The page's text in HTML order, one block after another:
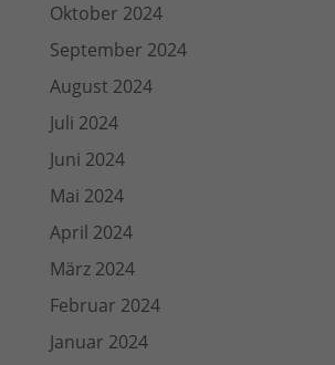
Oktober 2024
September 2024
August 2024
Juli 2024
Juni 2024
Mai 2024
April 2024
März 2024
Februar 2024
Januar 2024